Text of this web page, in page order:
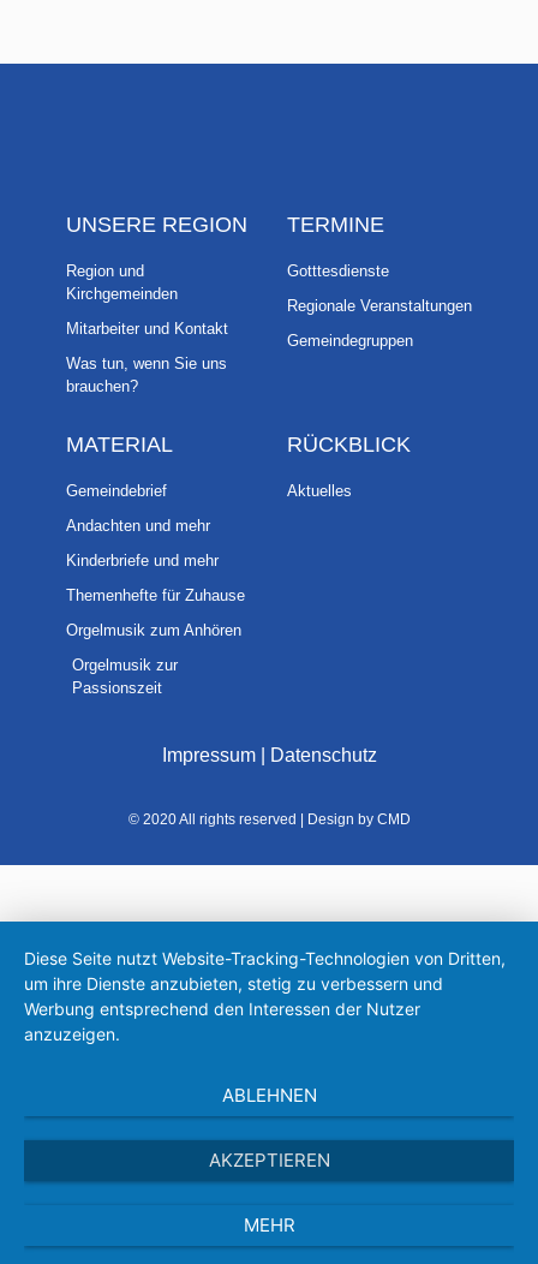
UNSERE REGION
Region und
Kirchgemeinden
Mitarbeiter und Kontakt
Was tun, wenn Sie uns
brauchen?
TERMINE
Gotttesdienste
Regionale Veranstaltungen
Gemeindegruppen
MATERIAL
Gemeindebrief
Andachten und mehr
Kinderbriefe und mehr
Themenhefte für Zuhause
Orgelmusik zum Anhören
Orgelmusik zur
Passionszeit
RÜCKBLICK
Aktuelles
Impressum| Datenschutz
© 2020 All rights reserved | Design by CMD
Diese Seite nutzt Website-Tracking-Technologien von Dritten,
um ihre Dienste anzubieten, stetig zu verbessern und
Werbung entsprechend den Interessen der Nutzer
anzuzeigen.
ABLEHNEN
AKZEPTIEREN
MEHR